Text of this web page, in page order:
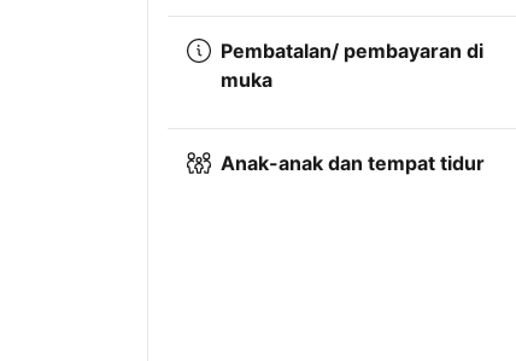
Pembatalan/ pembayaran di
muka
Anak-anak dan tempat tidur